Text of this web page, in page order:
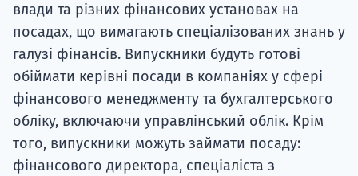
влади та різних фінансових установах на
посадах, що вимагають спеціалізованих знань у
галузі фінансів. Випускники будуть готові
обіймати керівні посади в компаніях у сфері
фінансового менеджменту та бухгалтерського
обліку, включаючи управлінський облік. Крім
того, випускники можуть займати посаду:
фінансового директора, спеціаліста з